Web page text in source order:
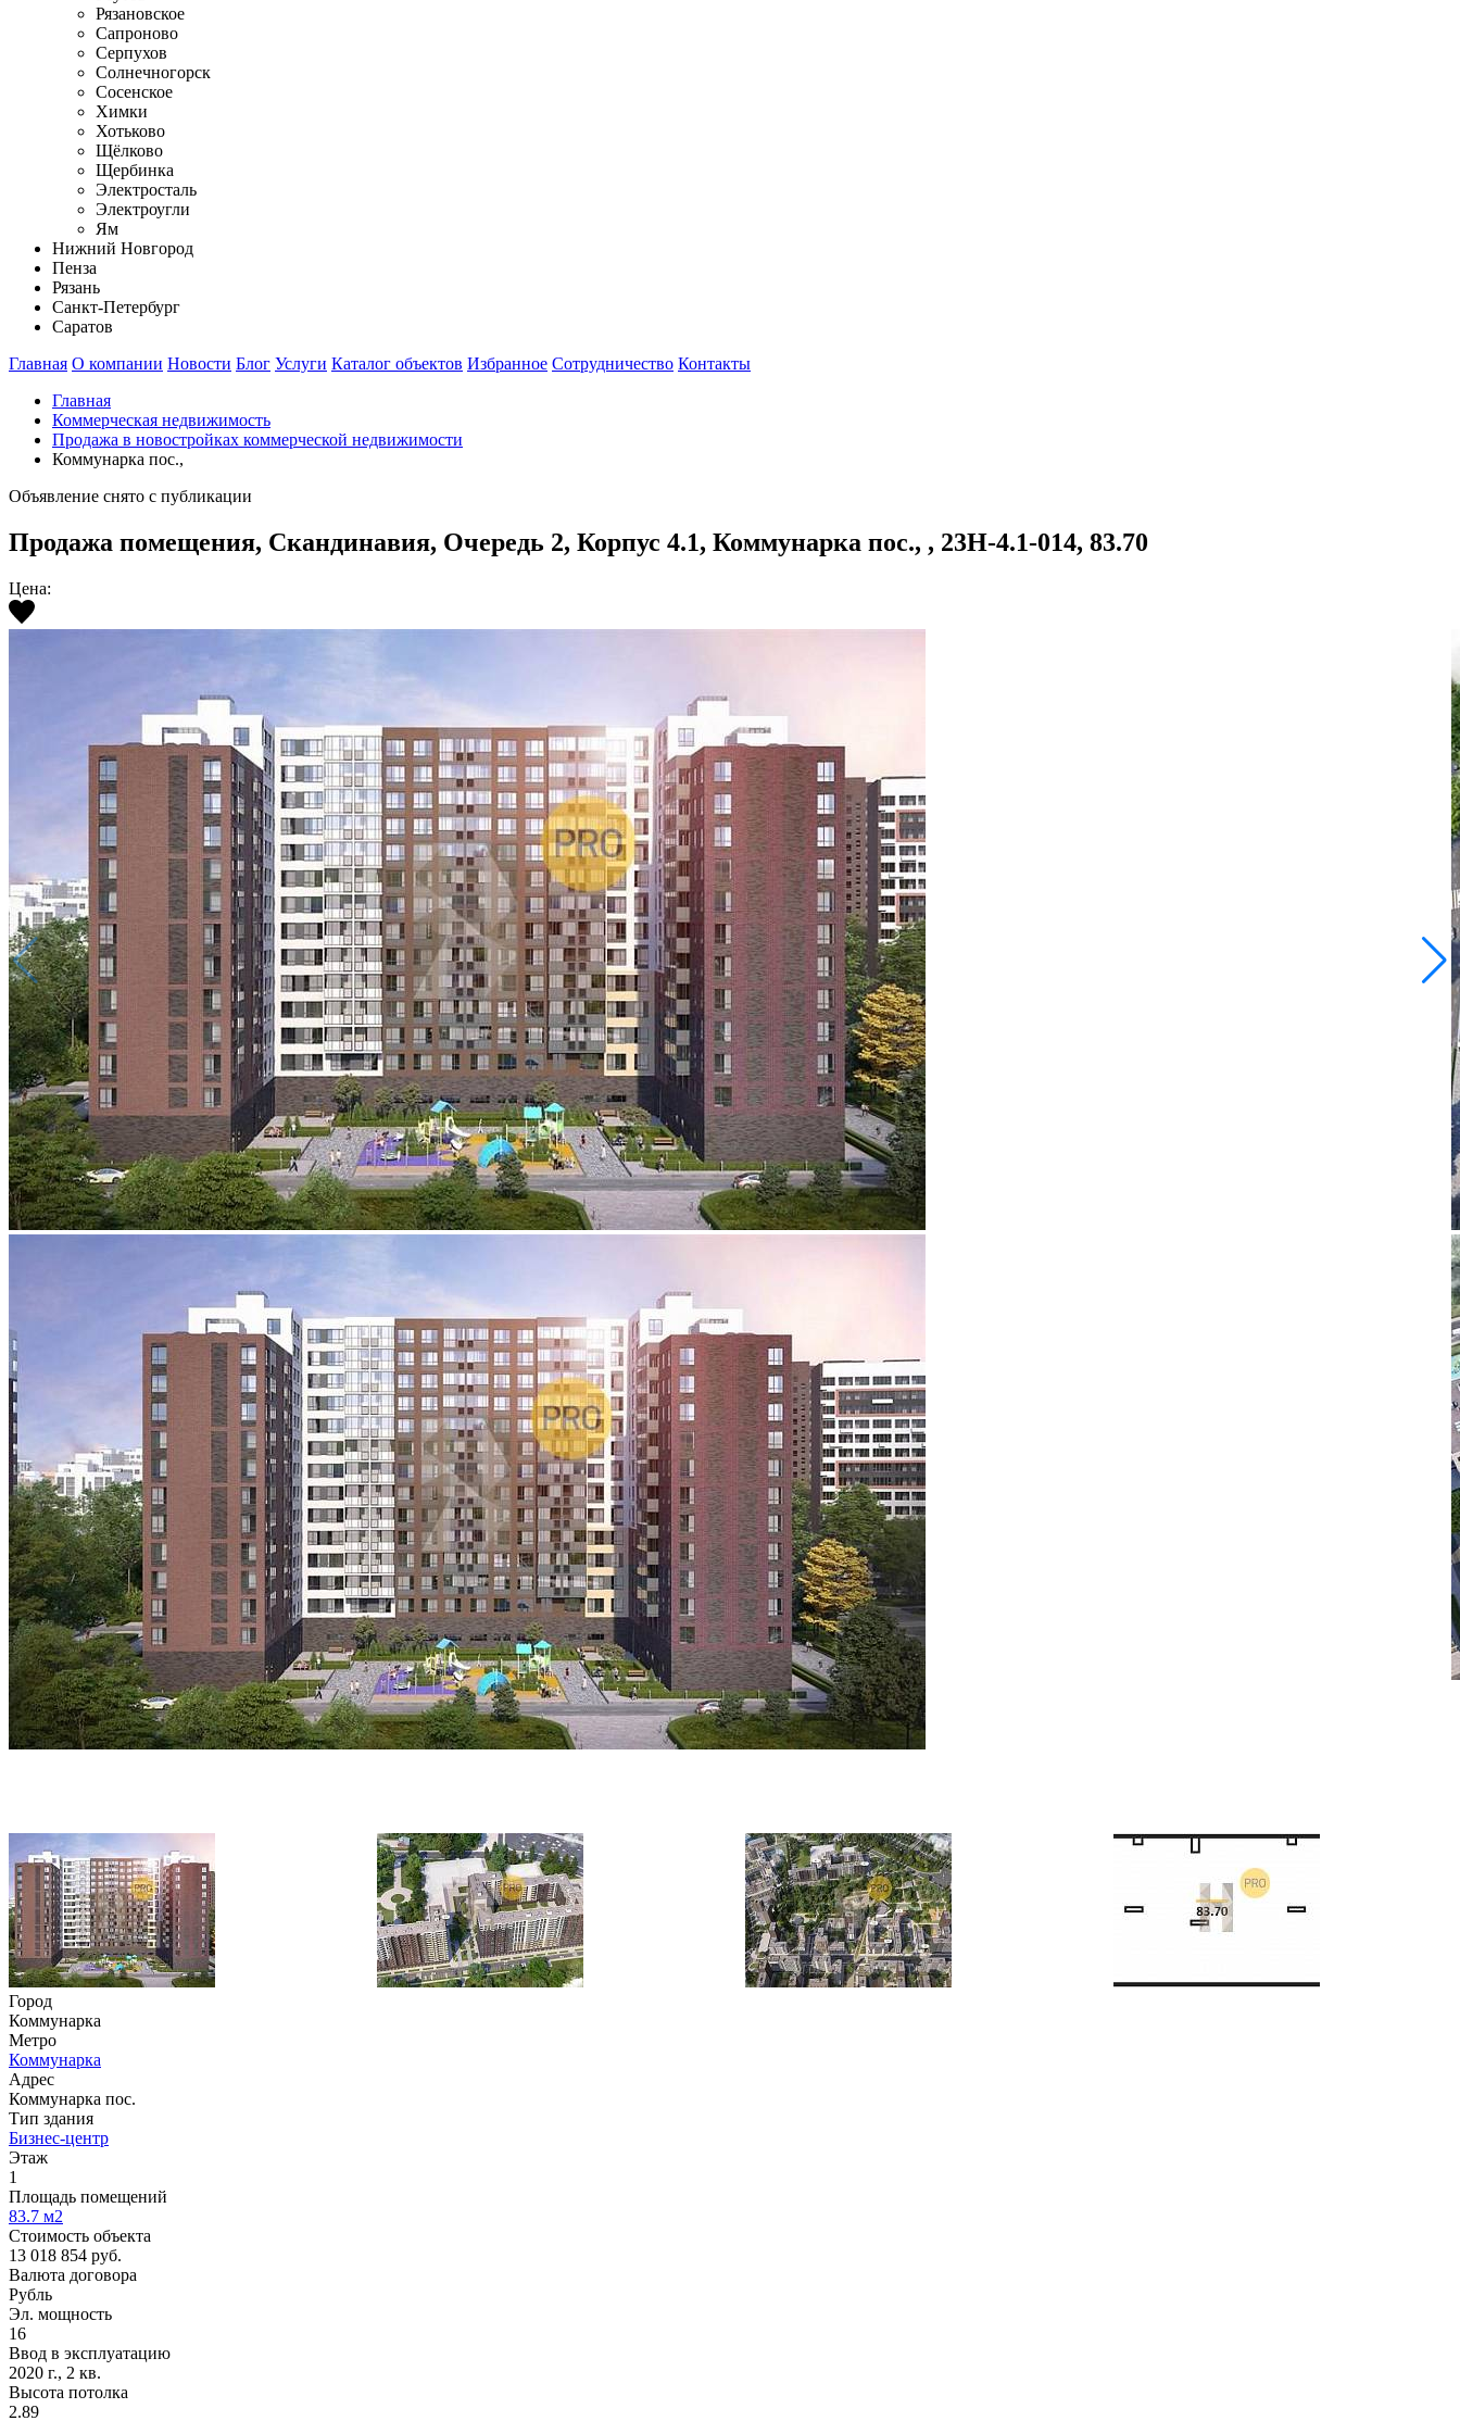
Рязановское
Сапроново
Серпухов
Солнечногорск
Сосенское
Химки
Хотьково
Щёлково
Щербинка
Электросталь
Электроугли
Ям
Нижний Новгород
Пенза
Рязань
Санкт-Петербург
Саратов
Главная О компании Новости Блог Услуги Каталог объектов Избранное Сотрудничество Контакты
Главная
Коммерческая недвижимость
Продажа в новостройках коммерческой недвижимости
Коммунарка пос.,
Объявление снято с публикации
Продажа помещения, Скандинавия, Очередь 2, Корпус 4.1, Коммунарка пос., , 23Н-4.1-014, 83.70
Цена:
Город
Коммунарка
Метро
Коммунарка
Адрес
Коммунарка пос.
Тип здания
Бизнес-центр
Этаж
1
Площадь помещений
83.7 м2
Стоимость объекта
13 018 854 руб.
Валюта договора
Рубль
Эл. мощность
16
Ввод в эксплуатацию
2020 г., 2 кв.
Высота потолка
2.89